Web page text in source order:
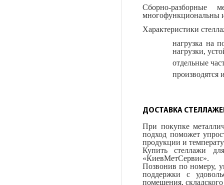
Сборно-разборные
многофункциональны
Характеристики
нагрузка на
нагрузки,
отдельные
производятся
ДОСТАВКА
При покупке
подход поможет
продукции и
Купить стеллажи
«КиевМетСервис».
Позвонив по номеру,
поддержки с
помещения,